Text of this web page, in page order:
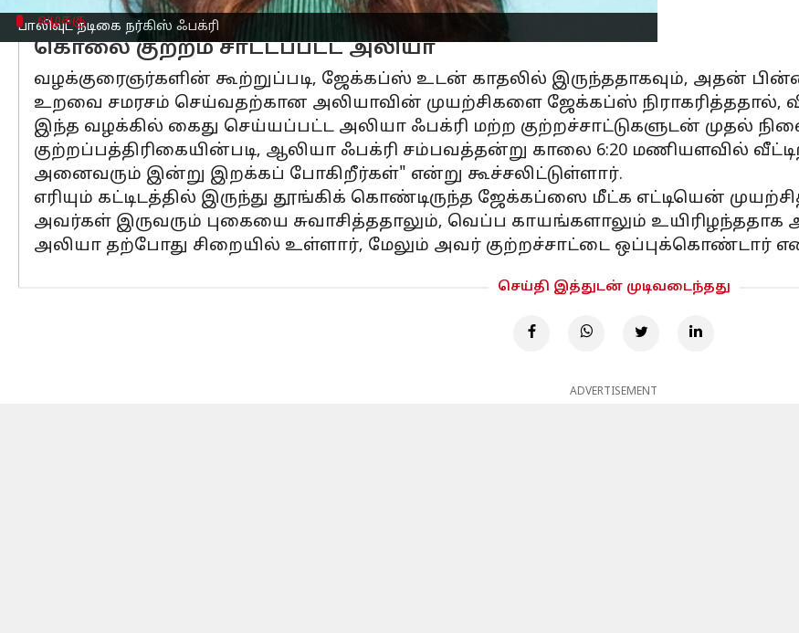
பாலிவுட் நடிகை நர்கிஸ் ஃபக்ரி
வழக்கு
கொலை குற்றம் சாட்டப்பட்ட அலியா
வழக்குரைஞர்களின் கூற்றுப்படி, ஜேக்கப்ஸ் உடன் காதலில் இருந்ததாகவும், அதன்
உறவை சமரசம் செய்வதற்கான அலியாவின் முயற்சிகளை ஜேக்கப்ஸ் நிராகரித்ததால்,
இந்த வழக்கில் கைது செய்யப்பட்ட அலியா ஃபக்ரி மற்ற குற்றச்சாட்டுகளுடன் முதல்
குற்றப்பத்திரிகையின்படி, ஆலியா ஃபக்ரி சம்பவத்தன்று காலை 6:20 மணியளவில்
அனைவரும் இன்று இறக்கப் போகிறீர்கள்" என்று கூச்சலிட்டுள்ளார்.
எரியும் கட்டிடத்தில் இருந்து தூங்கிக் கொண்டிருந்த ஜேக்கப்ஸை மீட்க எட்டியென்
அவர்கள் இருவரும் புகையை சுவாசித்ததாலும், வெப்ப காயங்களாலும் உயிரிழந்ததாக
அலியா தற்போது சிறையில் உள்ளார், மேலும் அவர் குற்றச்சாட்டை ஒப்புக்கொண்டார்
செய்தி இத்துடன் முடிவடைந்தது
ADVERTISEMENT